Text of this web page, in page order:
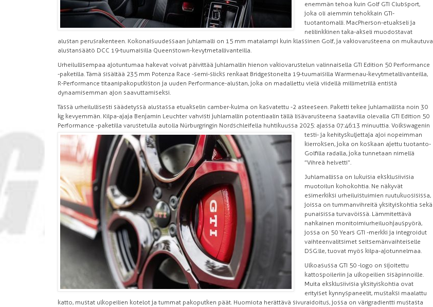
enemmän tehoa kuin Golf GTI Clubsport,
joka oli aiemmin tehokkain GTI-
tuotantomalli. MacPherson-etuakseli ja
nelilinkkinen taka-akseli muodostavat
alustan perusrakenteen. Kokonaisuudessaan juhlamalli on 15 mm matalampi kuin klassinen Golf, ja vakiovarusteena on mukautuva
alustansäätö DCC 19-tuumaisilla Queenstown-kevytmetallivanteilla.
Urheilullisempaa ajotuntumaa hakevat voivat päivittää juhlamallin hienon vakiovarustelun valinnaisella GTI Edition 50 Performance
-paketilla. Tämä sisältää 235 mm Potenza Race -semi-slicks renkaat Bridgestonelta 19-tuumaisilla Warmenau-kevytmetallivanteilla,
R-Performance titaanipakoputkiston ja uuden Performance-alustan, joka on madallettu vielä viidellä millimetrillä entistä
dynaamisemman ajon saavuttamiseksi.
Tässä urheilullisesti säädetyssä alustassa etuakselin camber-kulma on kasvatettu -2 asteeseen. Paketti tekee juhlamallista noin 30
kg kevyemmän. Kilpa-ajaja Benjamin Leuchter vahvisti juhlamallin potentiaalin tällä lisävarusteena saatavilla olevalla GTI Edition 50
Performance -paketilla varustetulla autolla Nürburgringin Nordschleifella huhtikuussa 2025: ajassa 07:46:13 minuuttia. Volkswagenin
testi- ja kehityskuljettaja ajoi nopeimman
kierroksen, joka on koskaan ajettu tuotanto-
Golfilla radalla, joka tunnetaan nimellä
”Vihreä helvetti”.
Juhlamallissa on lukuisia eksklusiivisia
muotoilun kohokohtia. Ne näkyvät
esimerkiksi urheiluistuimien ruutukuosisissa,
joissa on tummanvihreitä yksityiskohtia sekä
punaisissa turvavöissä. Lämmitettävä
nahkainen monitoimiurheiluohjauspyörä,
jossa on 50 Years GTI -merkki ja integroidut
vaihteenvalitsimet seitsemänvaihteiselle
DSG:lle, tuovat myös kilpa-ajotunnelmaa.
Ulkoasussa GTI 50 -logo on sijoitettu
kattospoileriin ja ulkopeilien sisäpinnoille.
Muita eksklusiivisia yksityiskohtia ovat
erityiset kynnyspaneelit, mustaksi maalattu
katto, mustat ulkopeilien kotelot ja tummat pakoputken päät. Huomiota herättävä sivuraidoitus, jossa on värigradientti mustasta